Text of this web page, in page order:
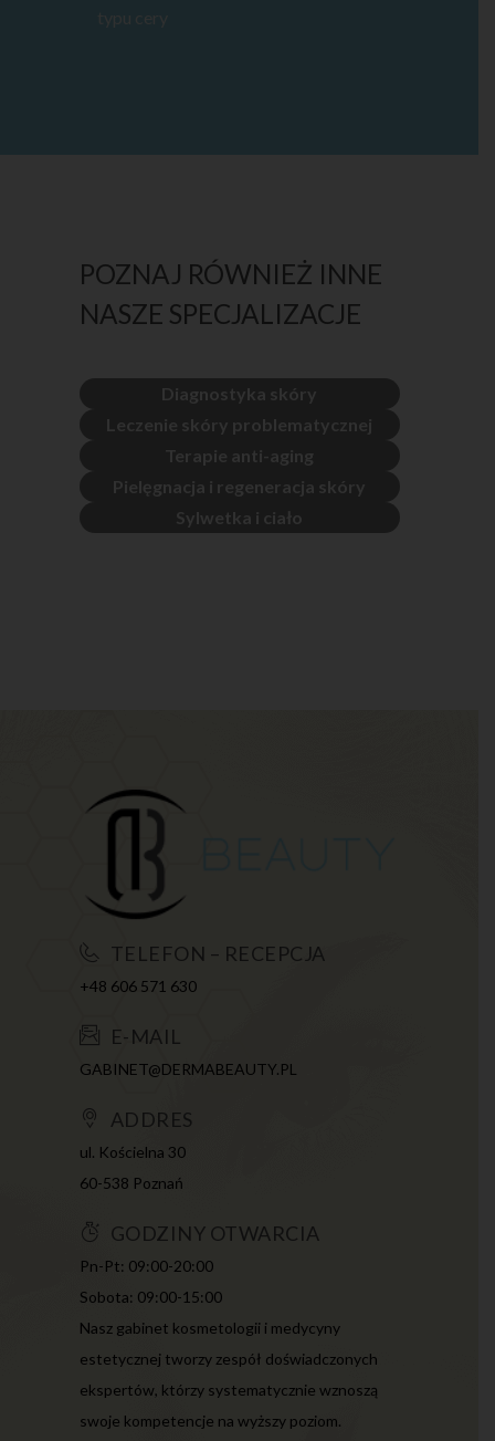
POZNAJ RÓWNIEŻ INNE
NASZE SPECJALIZACJE
Diagnostyka skóry
Leczenie skóry problematycznej
Terapie anti-aging
Pielęgnacja i regeneracja skóry
Sylwetka i ciało
TELEFON – RECEPCJA
+48 606 571 630
E-MAIL
GABINET@DERMABEAUTY.PL
ADDRES
ul. Kościelna 30
60-538 Poznań
GODZINY OTWARCIA
Pn-Pt: 09:00-20:00
Sobota: 09:00-15:00
Nasz gabinet kosmetologii i medycyny
estetycznej tworzy zespół doświadczonych
ekspertów, którzy systematycznie wznoszą
swoje kompetencje na wyższy poziom.